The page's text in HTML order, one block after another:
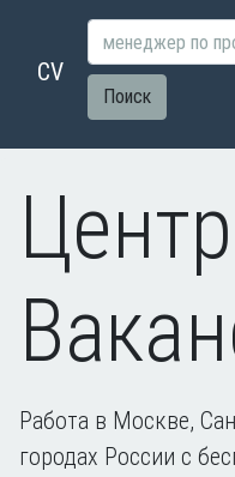
CV
Поиск
Центр
Работа в Москве,
городах России с